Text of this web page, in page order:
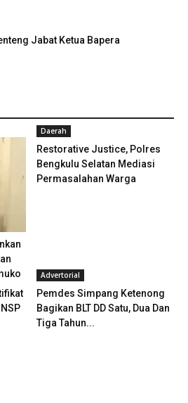
Jabat Ketua Bapera
Daerah
Restorative Justice, Polres
Bengkulu Selatan Mediasi
Permasalahan Warga
Advertorial
Pemdes Simpang Ketenong
Bagikan BLT DD Satu, Dua Dan
Tiga Tahun...